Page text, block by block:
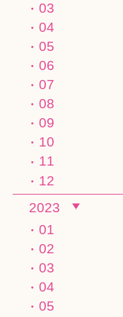
03
04
05
06
07
08
09
10
11
12
2023
01
02
03
04
05